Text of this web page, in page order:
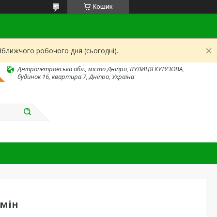
Кошик
робочого дня (сьогодні).
Дніпропетровська обл., місто Дніпро, ВУЛИЦЯ КУТУЗОВА,
будинок 16, квартира 7, Дніпро, Україна